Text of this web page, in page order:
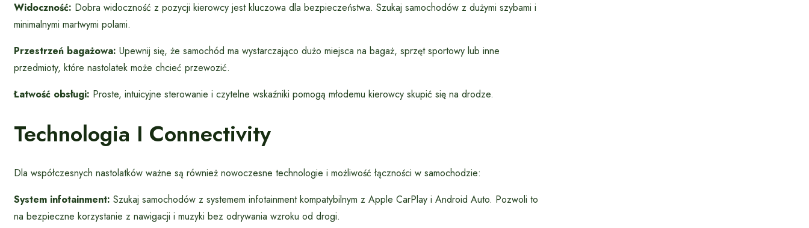
Widoczność: Dobra widoczność z pozycji kierowcy jest kluczowa dla bezpieczeństwa. Szukaj samochodów z dużymi szybami i
minimalnymi martwymi polami.
Przestrzeń bagażowa: Upewnij się, że samochód ma wystarczająco dużo miejsca na bagaż, sprzęt sportowy lub inne
przedmioty, które nastolatek może chcieć przewozić.
Łatwość obsługi: Proste, intuicyjne sterowanie i czytelne wskaźniki pomogą młodemu kierowcy skupić się na drodze.
Technologia I Connectivity
Dla współczesnych nastolatków ważne są również nowoczesne technologie i możliwość łączności w samochodzie:
System infotainment: Szukaj samochodów z systemem infotainment kompatybilnym z Apple CarPlay i Android Auto. Pozwoli to
na bezpieczne korzystanie z nawigacji i muzyki bez odrywania wzroku od drogi.